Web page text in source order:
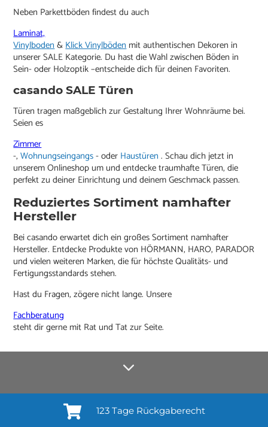
Neben Parkettböden findest du auch
Laminat,
Vinylboden&Klick Vinylbödenmit authentischen Dekoren in
unserer SALE Kategorie. Du hast die Wahl zwischen Böden in
Sein- oder Holzoptik –entscheide dich für deinen Favoriten.
casando SALE Türen
Türen tragen maßgeblich zur Gestaltung Ihrer Wohnräume bei.
Seien es
Zimmer
-,Wohnungseingangs- oder Haustüren . Schau dich jetzt in
unserem Onlineshop um und entdecke traumhafte Türen, die
perfekt zu deiner Einrichtung und deinem Geschmack passen.
Reduziertes Sortiment namhafter
Hersteller
Bei casando erwartet dich ein großes Sortiment namhafter
Hersteller. Entdecke Produkte von HÖRMANN, HARO, PARADOR
und vielen weiteren Marken, die für höchste Qualitäts- und
Fertigungsstandards stehen.
Hast du Fragen, zögere nicht lange. Unsere
Fachberatung
steht dir gerne mit Rat und Tat zur Seite.
Anmelden¹
123 Tage Rückgaberecht